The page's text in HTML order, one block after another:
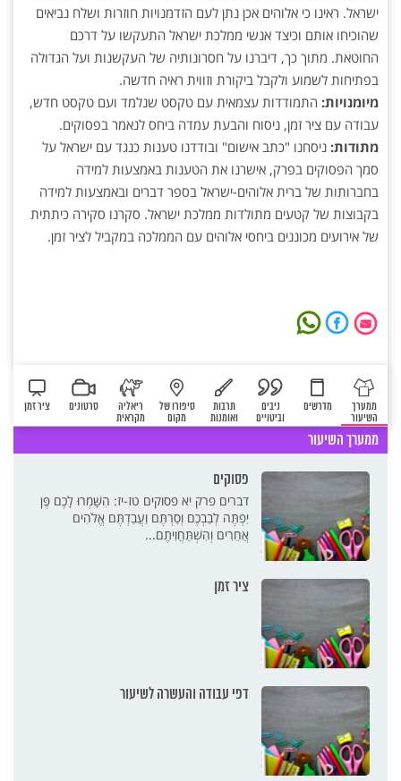
ישראל. ראינו כי אלוהים אכן נתן לעם הזדמנויות חוזרות ושלח נביאים
שהוכיחו אותם וכיצד אנשי ממלכת ישראל התעקשו על דרכם
החוטאת. מתוך כך, דיברנו על חסרונותיה של העקשנות ועל הגדולה
בפתיחות לשמוע ולקבל ביקורת וזווית ראיה חדשה.
מיומנויות: התמודדות עצמאית עם טקסט שנלמד ועם טקסט חדש,
עבודה עם ציר זמן, ניסוח והבעת עמדה ביחס לנאמר בפסוקים.
מתודות: ניסחנו "כתב אישום" ובודדנו טענות כנגד עם ישראל על
סמך הפסוקים בפרק, אישרנו את הטענות באמצעות למידה
בחברותות של ברית אלוהים-ישראל בספר דברים ובאמצעות למידה
בקבוצות של קטעים מתולדות ממלכת ישראל. סקרנו סקירה כיתתית
של אירועים מכוננים ביחסי אלוהים עם הממלכה במקביל לציר זמן.
ממערך
השיעור
מדרשים
ניבים
וביטויים
תרבות
ואומנות
סיפורו של
מקום
ריאליה
מקראית
סרטונים ציר זמן
ממערך השיעור
פסוקים
דברים פרק יא פסוקים טז-יז: הִשָּׁמְרוּ לָכֶם פֶּן
יִפְתֶּה לְבַבְכֶם וְסַרְתֶּם וַעֲבַדְתֶּם אֱלֹהִים
אֲחֵרִים וְהִשְׁתַּחֲוִיתֶם...
ציר זמן
דפי עבודה והעשרה לשיעור